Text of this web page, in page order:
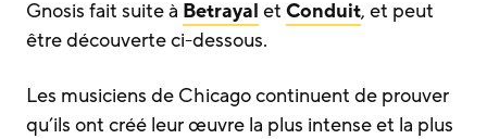
Gnosis fait suite à Betrayal et Conduit, et peut
être découverte ci-dessous.
Les musiciens de Chicago continuent de prouver
qu’ils ont créé leur œuvre la plus intense et la plus